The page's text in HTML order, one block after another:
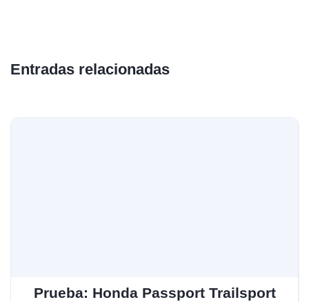
Entradas relacionadas
Prueba: Honda Passport Trailsport